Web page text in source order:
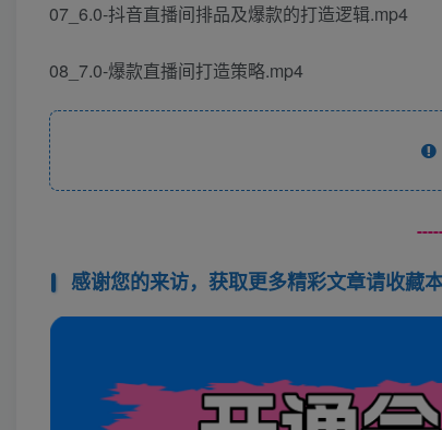
07_6.0-抖音直播间排品及爆款的打造逻辑.mp4
08_7.0-爆款直播间打造策略.mp4
感谢您的来访，获取更多精彩文章请收藏本